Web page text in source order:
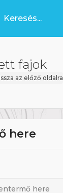
fajok
az előző oldalra
here
here